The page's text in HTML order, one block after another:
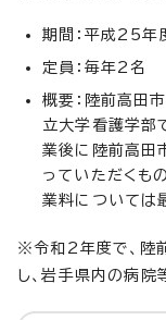
期間：平成25
定員：毎年2名
概要：陸前高田
立大学看護学部
業後に陸前高田
っていただくも
業料については
※令和2年度で、陸
し、岩手県内の病院